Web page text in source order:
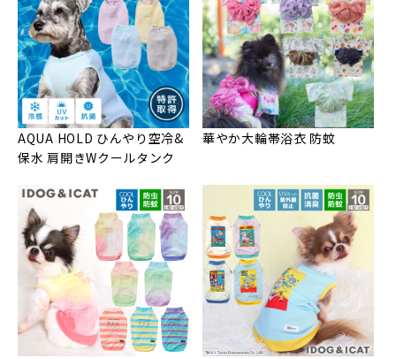
AQUA HOLD ひんやり空冷&
保水 肩開きWクールタンク
華やか大輪帯浴衣 防蚊